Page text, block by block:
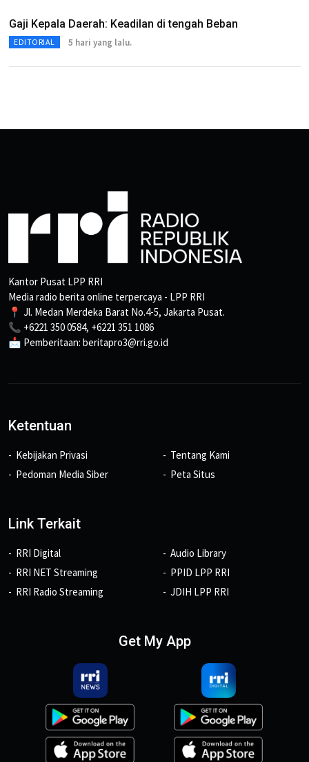
Gaji Kepala Daerah: Keadilan di tengah Beban
EDITORIAL 5 hari yang lalu.
Kantor Pusat LPP RRI
Media radio berita online terpercaya - LPP RRI
📍 Jl. Medan Merdeka Barat No.4-5, Jakarta Pusat.
📞 +6221 350 0584, +6221 351 1086
📩 Pemberitaan: beritapro3@rri.go.id
Ketentuan
Kebijakan Privasi
Pedoman Media Siber
Tentang Kami
Peta Situs
Link Terkait
RRI Digital
RRI NET Streaming
RRI Radio Streaming
Audio Library
PPID LPP RRI
JDIH LPP RRI
Get My App